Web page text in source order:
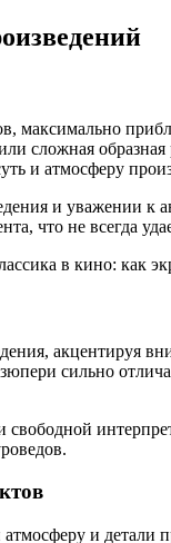
сложная
и атмосферу
и уважении к
что не всегда
акцентируя
сильно
и